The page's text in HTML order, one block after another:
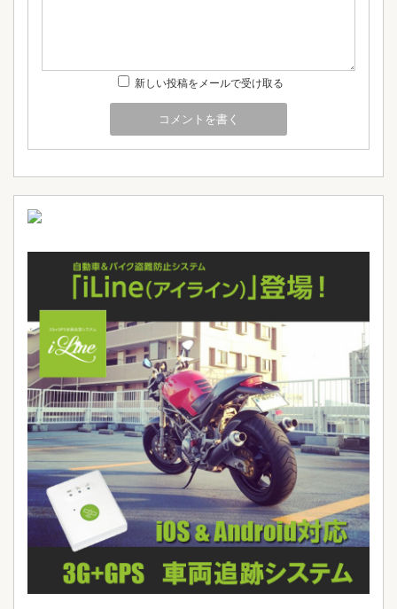
新しい投稿をメールで受け取る